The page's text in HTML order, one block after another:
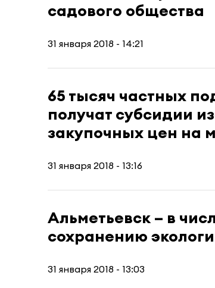
садового общества
31 января 2018 - 14:21
65 тысяч частных
получат субсидии
закупочных цен на
31 января 2018 - 13:16
Альметьевск – в
сохранению
31 января 2018 - 13:03